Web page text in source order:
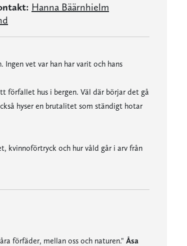
Hanna Bäärnhielm
vet var han har varit och hans
förfallet hus i bergen. Väl där börjar det gå
hyser en brutalitet som ständigt hotar
kvinnoförtryck och hur våld går i arv från
förfäder, mellan oss och naturen." Åsa